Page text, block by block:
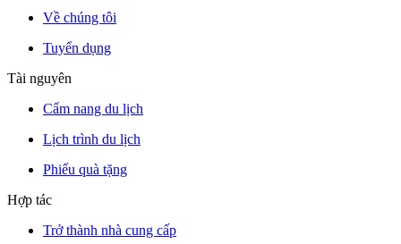
Về chúng tôi
Tuyển dụng
Tài nguyên
Cẩm nang du lịch
Lịch trình du lịch
Phiếu quà tặng
Hợp tác
Trở thành nhà cung cấp